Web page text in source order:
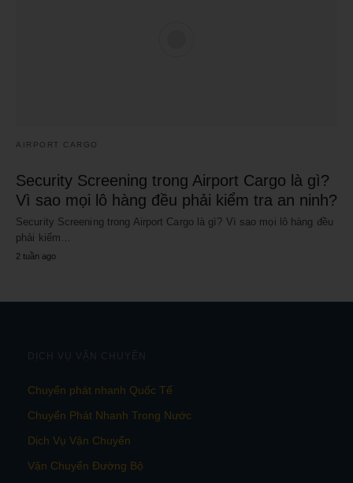
AIRPORT CARGO
Security Screening trong Airport Cargo là gì?
Vì sao mọi lô hàng đều phải kiểm tra an ninh?
Security Screening trong Airport Cargo là gì? Vì sao mọi lô hàng đều
phải kiểm…
2 tuần ago
DỊCH VỤ VẬN CHUYỂN
Chuyển phát nhanh Quốc Tế
Chuyển Phát Nhanh Trong Nước
Dịch Vụ Vận Chuyển
Vận Chuyển Đường Bộ